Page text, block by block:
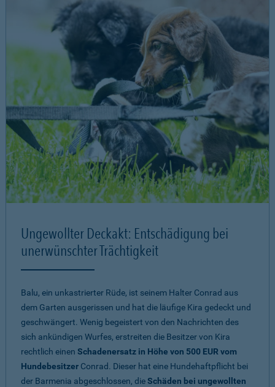
Ungewollter Deckakt: Entschädigung bei
unerwünschter Trächtigkeit
Balu, ein unkastrierter Rüde, ist seinem Halter Conrad aus
dem Garten ausgerissen und hat die läufige Kira gedeckt und
geschwängert. Wenig begeistert von den Nachrichten des
sich ankündigen Wurfes, erstreiten die Besitzer von Kira
rechtlich einen Schadenersatz in Höhe von 500 EUR vom
Hundebesitzer Conrad. Dieser hat eine Hundehaftpflicht bei
der Barmenia abgeschlossen, dieSchäden bei ungewollten